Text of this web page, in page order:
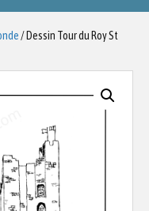
/ Dessin Tour du Roy St